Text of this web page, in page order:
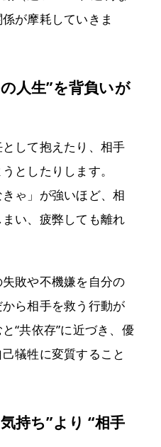
が摩耗していきま
人生”を背負いが
して抱えたり、相手
としたりします。
きゃ」が強いほど、相
い、疲弊しても離れ
敗や不機嫌を自分の
ら相手を救う行動が
“共依存”に近づき、優
犠牲に変質すること
持ち”より “相手